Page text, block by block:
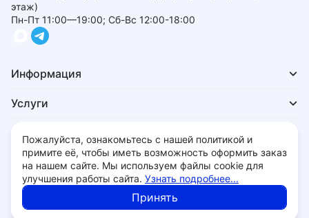
этаж)
Пн-Пт 11:00—19:00; Сб-Вс 12:00-18:00
Информация
Услуги
Для покупателей
© 2026 - 28bit.ru компьютеры и комплектующие.
Политика обработки персональных данных
Пожалуйста, ознакомьтесь с нашей политикой и
примите её, чтобы иметь возможность оформить заказ
на нашем сайте. Мы используем файлы cookie для
улучшения работы сайта. Узнать подробнее...
Принять